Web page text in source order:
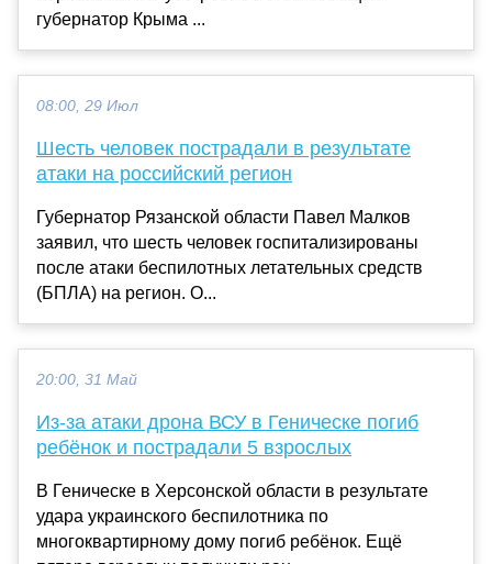
губернатор Крыма ...
08:00, 29 Июл
Шесть человек пострадали в результате
атаки на российский регион
Губернатор Рязанской области Павел Малков
заявил, что шесть человек госпитализированы
после атаки беспилотных летательных средств
(БПЛА) на регион. О...
20:00, 31 Май
Из-за атаки дрона ВСУ в Геническе погиб
ребёнок и пострадали 5 взрослых
В Геническе в Херсонской области в результате
удара украинского беспилотника по
многоквартирному дому погиб ребёнок. Ещё